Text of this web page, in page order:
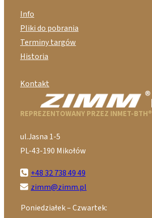
Info
Pliki do pobrania
Terminy targów
Historia
Kontakt
REPREZENTOWANY PRZEZ INMET-BTH®
ul.Jasna 1-5
PL-43-190 Mikołów
+48 32 738 49 49
zimm@zimm.pl
Poniedziałek – Czwartek: